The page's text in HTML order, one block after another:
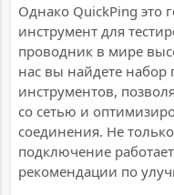
Однако QuickPing это
инструмент для
проводник в мире
нас вы найдете
инструментов,
со сетью и
соединения. Не
подключение
рекомендации по